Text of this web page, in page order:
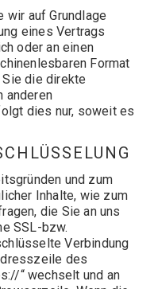
wir auf Grundlage
eines Vertrags
oder an einen
Format
die direkte
anderen
dies nur, soweit es
und zum
Inhalte, wie zum
die Sie an uns
SSL-bzw.
Verbindung
des
“ wechselt und an